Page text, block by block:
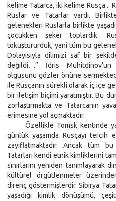
kelime Tatarca, iki kelime Rusça...
Ruslar ve Tatarlar vardı.
gelenekleri Ruslarla birlikte
çocukken şeker toplardık.
tokuştururduk, yani tüm bu
Dolayısıyla dilimizi saf bir
değildi…” İdris
olgusunu gözler önüne
ile Rusçanın sürekli olarak iç içe
bir iletişim biçimi yaratmıştır. Bu
zorlaştırmakta ve Tatarcanın
erimesine yol açmaktadır.
Özellikle Tomsk kentinde
günlük yaşamda Rusçayı tercih
zayıflatmaktadır. Ancak tüm
Tatarları kendi etnik kimliklerini
sınırlarını yeniden
kültürel örgütlenmeler
direnç göstermişlerdir. Sibirya
yaşadığı kimlik dönüşümü,